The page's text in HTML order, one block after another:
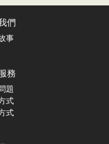
們
事
務
題
式
式